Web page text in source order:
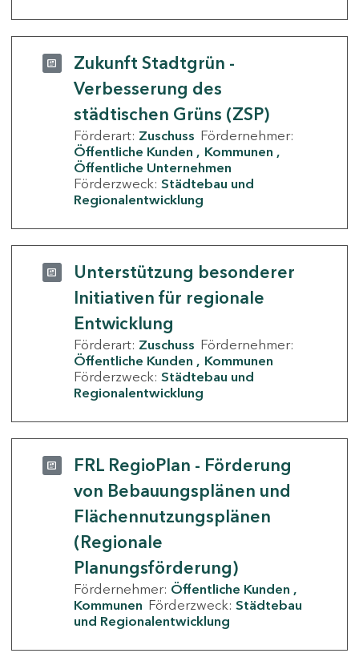
Zukunft Stadtgrün -
Verbesserung des
städtischen Grüns (ZSP)
Förderart: Zuschuss Fördernehmer:
Öffentliche Kunden
Kommunen
Öffentliche Unternehmen
Förderzweck: Städtebau und
Regionalentwicklung
Unterstützung besonderer
Initiativen für regionale
Entwicklung
Förderart: Zuschuss Fördernehmer:
Öffentliche Kunden
Kommunen
Förderzweck: Städtebau und
Regionalentwicklung
FRL RegioPlan - Förderung
von Bebauungsplänen und
Flächennutzungsplänen
(Regionale
Planungsförderung)
Fördernehmer: Öffentliche Kunden
Kommunen Förderzweck: Städtebau
und Regionalentwicklung